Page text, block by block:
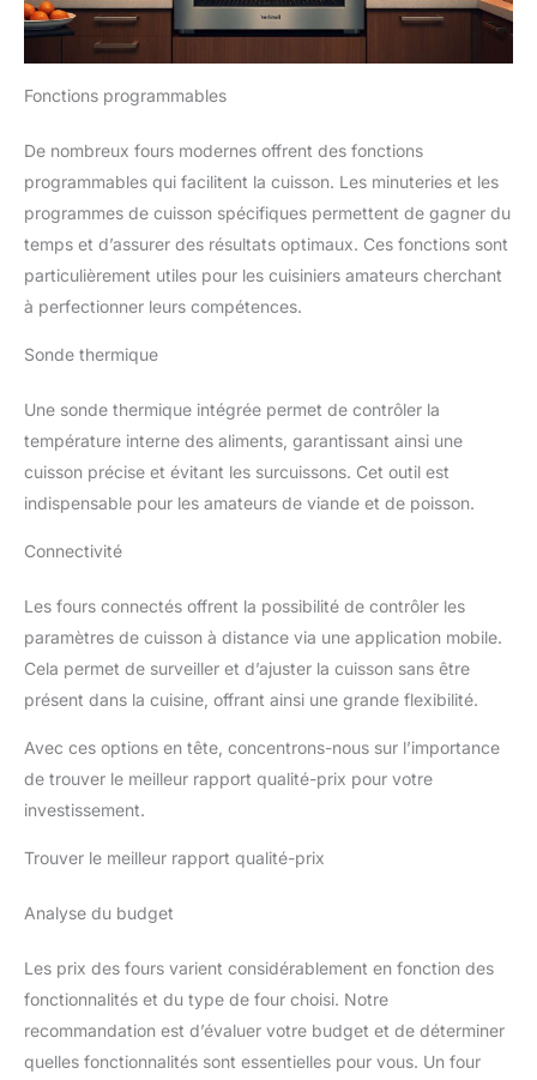
Fonctions programmables
De nombreux fours modernes offrent des fonctions
programmables qui facilitent la cuisson. Les minuteries et les
programmes de cuisson spécifiques permettent de gagner du
temps et d’assurer des résultats optimaux. Ces fonctions sont
particulièrement utiles pour les cuisiniers amateurs cherchant
à perfectionner leurs compétences.
Sonde thermique
Une sonde thermique intégrée permet de contrôler la
température interne des aliments, garantissant ainsi une
cuisson précise et évitant les surcuissons. Cet outil est
indispensable pour les amateurs de viande et de poisson.
Connectivité
Les fours connectés offrent la possibilité de contrôler les
paramètres de cuisson à distance via une application mobile.
Cela permet de surveiller et d’ajuster la cuisson sans être
présent dans la cuisine, offrant ainsi une grande flexibilité.
Avec ces options en tête, concentrons-nous sur l’importance
de trouver le meilleur rapport qualité-prix pour votre
investissement.
Trouver le meilleur rapport qualité-prix
Analyse du budget
Les prix des fours varient considérablement en fonction des
fonctionnalités et du type de four choisi. Notre
recommandation est d’évaluer votre budget et de déterminer
quelles fonctionnalités sont essentielles pour vous. Un four